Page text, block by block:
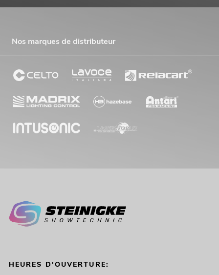
Nos marques de distributeur
HEURES D'OUVERTURE: